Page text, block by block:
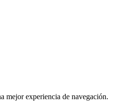
mejor experiencia de navegación.